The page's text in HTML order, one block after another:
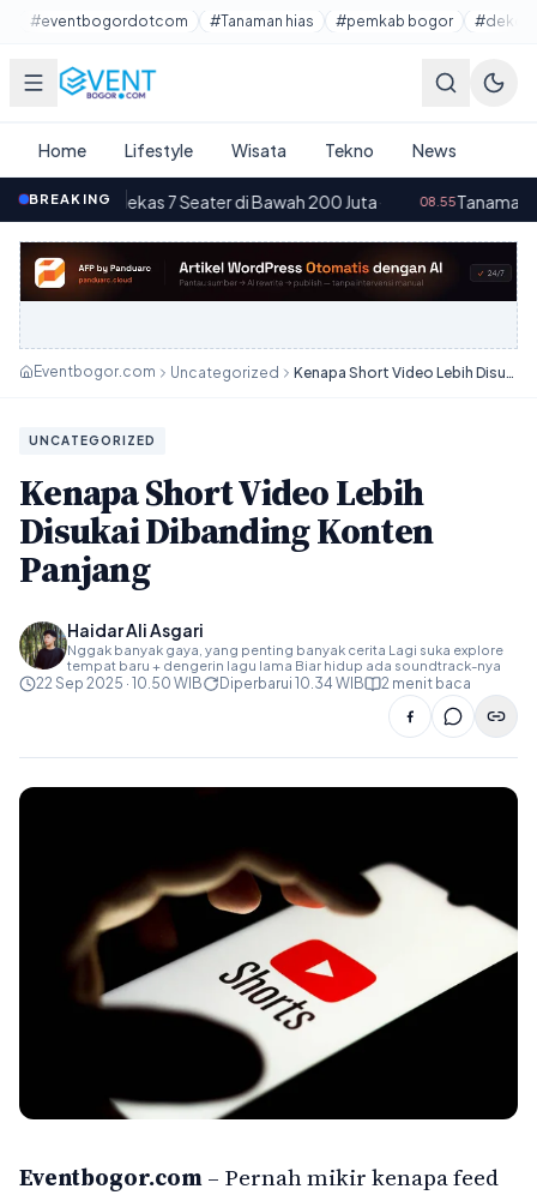
Lewati ke konten utama
#eventbogordotcom #Tanaman hias #pemkab bogor
Home Lifestyle Wisata Tekno News
BREAKING
Bekas 7 Seater di Bawah 200 Juta· 08.55Tanaman Gantung
Eventbogor.com Uncategorized Kenapa Short Video Lebih Disukai Dibanding Konten Panjang
UNCATEGORIZED
Kenapa Short Video Lebih
Disukai Dibanding Konten
Panjang
Haidar Ali Asgari
Nggak banyak gaya, yang penting banyak cerita Lagi suka explore
tempat baru + dengerin lagu lama Biar hidup ada soundtrack-nya
22 Sep 2025 · 10.50 WIB Diperbarui 10.34 WIB 2 menit baca
Eventbogor.com– Pernah mikir kenapa feed